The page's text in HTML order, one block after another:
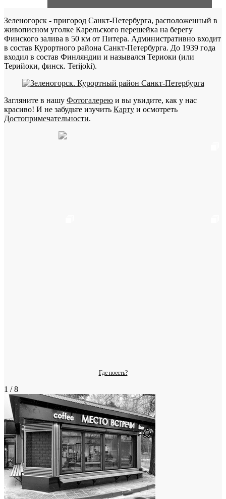
Зеленогорск - пригород Санкт-Петербурга, расположенный в
живописном уголке Карельского перешейка на берегу
Финского залива в 50 км от Питера. Административно входит
в состав Курортного района Санкт-Петербурга. До 1939 года
входил в состав Финляндии и назывался Териоки (или
Терийоки, финск. Terijoki).
Загляните в нашу Фотогалерею и вы увидите, как у нас
красиво! И не забудьте изучить Карту и осмотреть
Достопримечательности.
Где поесть?
1 / 8